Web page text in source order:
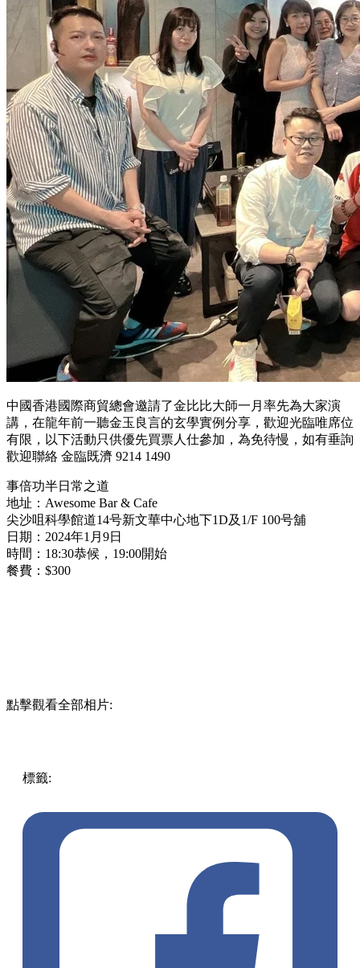
中國香港國際商貿總會邀請了金比比大師一月率先為大家演
講，在龍年前一聽金玉良言的玄學實例分享，歡迎光臨唯席位
有限，以下活動只供優先買票人仕參加，為免待慢，如有垂詢
歡迎聯絡 金臨既濟 9214 1490
事倍功半日常之道
地址：Awesome Bar & Cafe
尖沙咀科學館道14号新文華中心地下1D及1/F 100号舖
日期：2024年1月9日
時間：18:30恭候，19:00開始
餐費：$300
點擊觀看全部相片:
標籤: